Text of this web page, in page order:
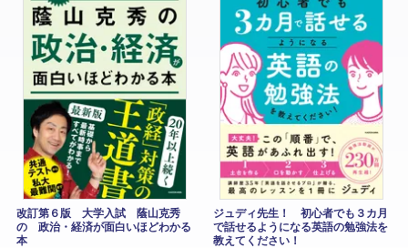
改訂第６版 大学入試 蔭山克秀
の 政治・経済が面白いほどわかる
本
ジュディ先生！ 初心者でも３カ月
で話せるようになる英語の勉強法を
教えてください！